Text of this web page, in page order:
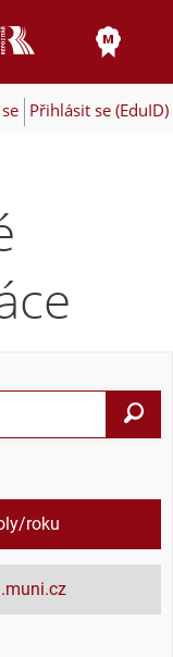
Přihlásit se (EduID)
roku